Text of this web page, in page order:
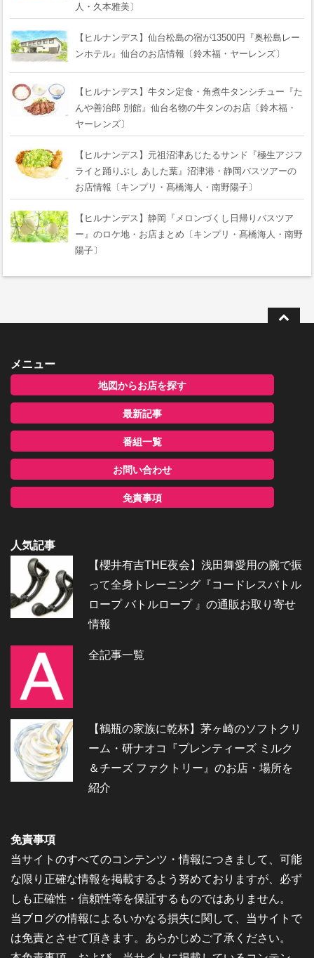
人・久本雅美〕
【ヒルナンデス】仙台松島の宿が13500円『奥松島レー
ンホテル』仙台のお店情報〔鈴木福・ヤーレンズ〕
【ヒルナンデス】牛タン定食・角煮牛タンシチュー『た
んや善治郎 別館』仙台名物の牛タンのお店〔鈴木福・
ヤーレンズ〕
【ヒルナンデス】元祖沼津あじたるサンド『極生アジフ
ライと踊りぶし あした葉』沼津港・静岡バスツアーの
お店情報〔キンプリ・髙橋海人・南野陽子〕
【ヒルナンデス】静岡『メロンづくし日帰りバスツア
ー』のロケ地・お店まとめ〔キンプリ・髙橋海人・南野
陽子〕
メニュー
地図からお店を探す
最新記事
番組一覧
お問い合わせ
免責事項
人気記事
【櫻井有吉THE夜会】浅田舞愛用の腕で振
って全身トレーニング『コードレスバトル
ロープ バトルロープ 』の通販お取り寄せ
情報
全記事一覧
【鶴瓶の家族に乾杯】茅ヶ崎のソフトクリ
ーム・研ナオコ『プレンティーズ ミルク
＆チーズ ファクトリー』のお店・場所を
紹介
免責事項
当サイトのすべてのコンテンツ・情報につきまして、可能
な限り正確な情報を掲載するよう努めておりますが、必ず
しも正確性・信頼性等を保証するものではありません。
当ブログの情報によるいかなる損失に関して、当サイトで
は免責とさせて頂きます。あらかじめご了承ください。